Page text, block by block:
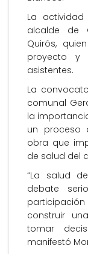
La
alcalde de
Quirós,
proyecto y
asistentes.
La
comunal
la
un proceso
obra que
de salud del
“La salud
debate
construir
tomar
manifestó